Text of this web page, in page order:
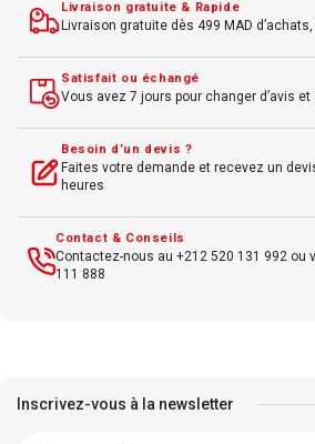
Livraison gratuite & Rapide
Livraison gratuite dès 499 MAD
Satisfait ou échangé
Vous avez 7 jours pour changer d’avis
Besoin d’un devis ?
Faites votre demande et recevez un
heures
Contact & Conseils
Contactez-nous au +212 520 131 992 ou
111 888
Inscrivez-vous à la newsletter